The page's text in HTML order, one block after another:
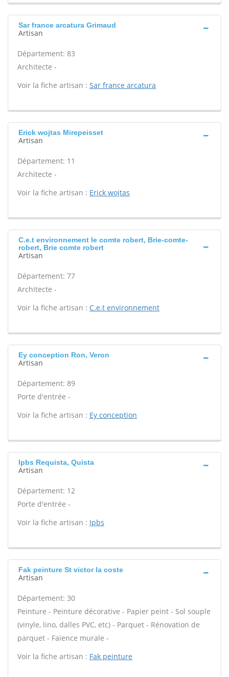
Sar france arcatura Grimaud
Artisan
Département: 83
Architecte -
Voir la fiche artisan : Sar france arcatura
Erick wojtas Mirepeisset
Artisan
Département: 11
Architecte -
Voir la fiche artisan : Erick wojtas
C.e.t environnement Ie comte robert, Brie-comte-
robert, Brie comte robert
Artisan
Département: 77
Architecte -
Voir la fiche artisan : C.e.t environnement
Ey conception Ron, Veron
Artisan
Département: 89
Porte d'entrée -
Voir la fiche artisan : Ey conception
Ipbs Requista, Quista
Artisan
Département: 12
Porte d'entrée -
Voir la fiche artisan : Ipbs
Fak peinture St victor la coste
Artisan
Département: 30
Peinture - Peinture décorative - Papier peint - Sol souple
(vinyle, lino, dalles PVC, etc) - Parquet - Rénovation de
parquet - Faïence murale -
Voir la fiche artisan : Fak peinture